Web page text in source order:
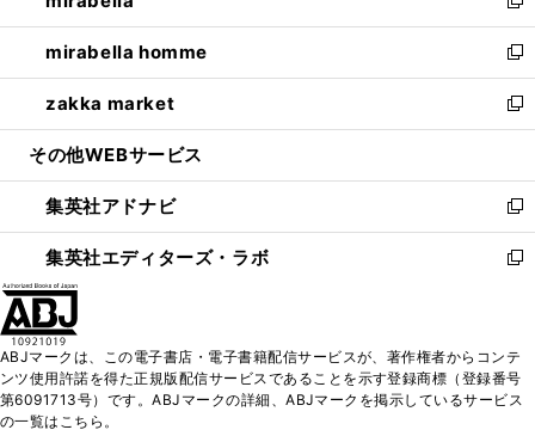
開
く
ウ
で
開
く
ン
ド
ウ
で
開
い
ウ
ィ
ン
ド
ウ
開
く
新
し
い
ウ
ィ
ン
ウ
で
開
く
mirabella homme
新
し
い
ウ
ン
ド
ウ
で
zakka market
新
し
ウ
ィ
ン
ド
く
その他WEBサービス
集英社アドナビ
新
し
い
ド
ウ
で
集英社エディターズ・ラボ
新
ィ
ン
ド
ABJマークは、この電子書店・電子書籍配信サービスが、著作権者からコンテ
ンツ使用許諾を得た正規版配信サービスであることを示す登録商標（登録番号
第6091713号）です。ABJマークの詳細、ABJマークを掲示しているサービス
の一覧はこちら。